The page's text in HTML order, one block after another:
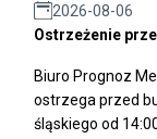
2026-08-06
Ostrzeżenie
Biuro Prognoz
ostrzega przed
śląskiego od